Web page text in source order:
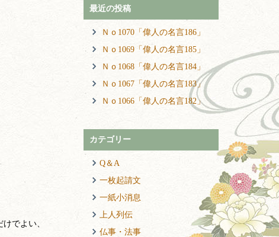
でよい、
最近の投稿
Ｎｏ1070「偉人の名言186」
Ｎｏ1069「偉人の名言185」
Ｎｏ1068「偉人の名言184」
Ｎｏ1067「偉人の名言183」
Ｎｏ1066「偉人の名言182」
カテゴリー
Q＆A
一枚起請文
一紙小消息
上人列伝
仏事・法事